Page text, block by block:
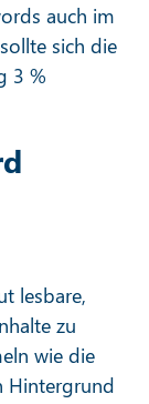
auch im
sich die
3 %
lesbare,
zu
wie die
Hintergrund